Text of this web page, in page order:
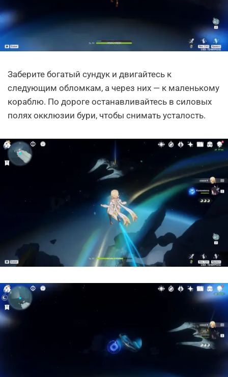
Заберите богатый сундук и двигайтесь к
следующим обломкам, а через них — к маленькому
кораблю. По дороге останавливайтесь в силовых
полях окклюзии бури, чтобы снимать усталость.